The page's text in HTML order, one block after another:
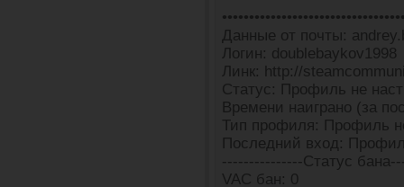
Данные от почты:
Логин: doublebaykov1998
Линк: http://
Статус: Профиль не
Времени наиграно (за
Тип профиля: Профиль
Последний вход:
---------------Статус
VAC бан: 0